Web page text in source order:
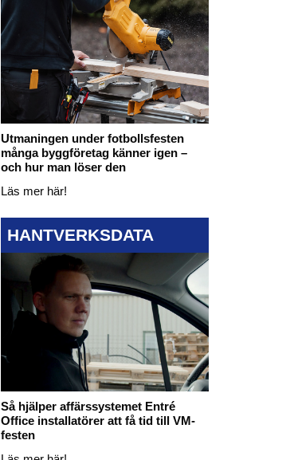
Utmaningen under fotbollsfesten
många byggföretag känner igen –
och hur man löser den
Läs mer här!
HANTVERKSDATA
Så hjälper affärssystemet Entré
Office installatörer att få tid till VM-
festen